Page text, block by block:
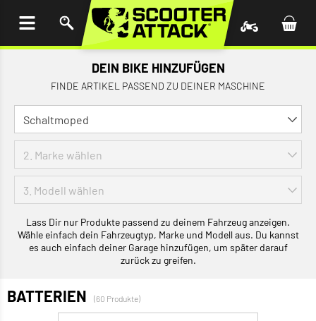
DEIN BIKE HINZUFÜGEN
FINDE ARTIKEL PASSEND ZU DEINER MASCHINE
Lass Dir nur Produkte passend zu deinem Fahrzeug anzeigen.
Wähle einfach dein Fahrzeugtyp, Marke und Modell aus. Du kannst
es auch einfach deiner Garage hinzufügen, um später darauf
zurück zu greifen.
BATTERIEN (60 Produkte)